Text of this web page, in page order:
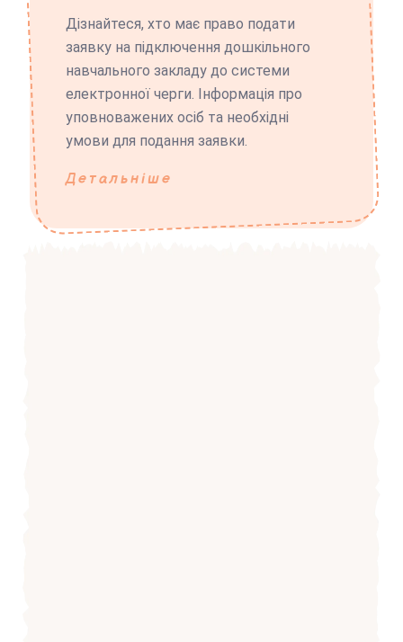
Дізнайтеся, хто має право подати
заявку на підключення дошкільного
навчального закладу до системи
електронної черги. Інформація про
уповноважених осіб та необхідні
умови для подання заявки.
Детальніше